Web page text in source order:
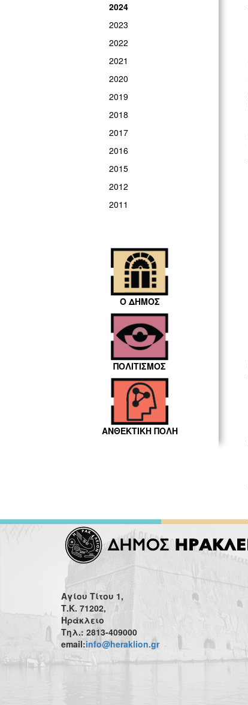
2024
2023
2022
2021
2020
2019
2018
2017
2016
2015
2012
2011
Ο ΔΗΜΟΣ
ΠΟΛΙΤΙΣΜΟΣ
ΑΝΘΕΚΤΙΚΗ ΠΟΛΗ
Αγίου Τίτου 1,
Τ.Κ. 71202,
Ηράκλειο
Τηλ.: 2813-409000
email:info@heraklion.gr